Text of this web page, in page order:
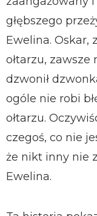
głębszego
Ewelina. Oskar,
ołtarzu, zawsze
dzwonił
ogóle nie robi
ołtarzu.
czegoś, co nie
że nikt inny nie
Ewelina.